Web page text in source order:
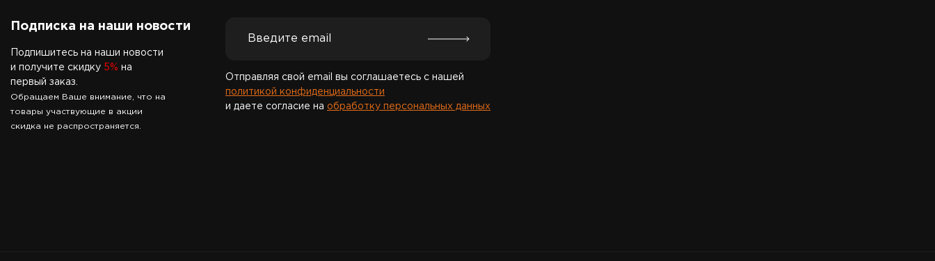
Подписка на наши новости
Подпишитесь на наши новости
и получите скидку 5% на
первый заказ.
Обращаем Ваше внимание, что на
товары участвующие в акции
скидка не распространяется.
Отправляя свой email вы соглашаетесь с нашей
политикой конфиденциальности
и даете согласие на обработку персональных данных